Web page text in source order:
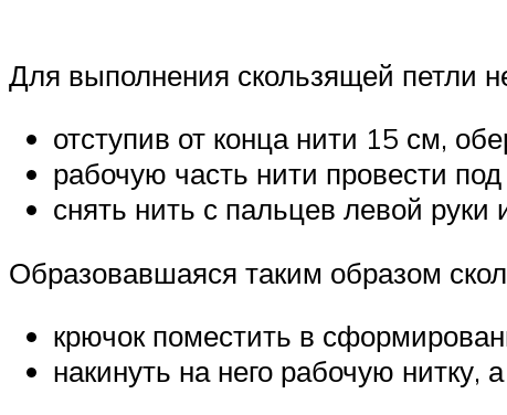
Для выполнения скользящей петли
отступив от конца нити 15 см,
рабочую часть нити провести
снять нить с пальцев левой руки
Образовавшаяся таким образом
крючок поместить в
накинуть на него рабочую